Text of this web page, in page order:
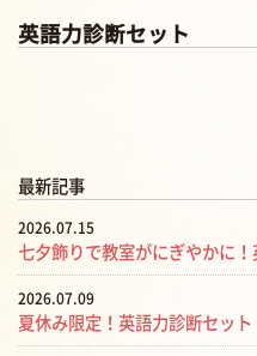
英語力診断セット
最新記事
2026.07.15
七夕飾りで教室がにぎやかに
2026.07.09
夏休み限定！英語力診断セット